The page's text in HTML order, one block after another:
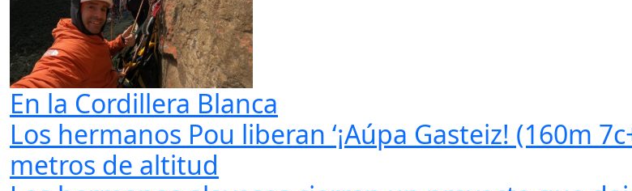
En la Cordillera Blanca
Los hermanos Pou liberan ‘¡Aúpa Gasteiz! (160m
metros de altitud